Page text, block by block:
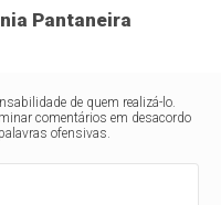
Pantaneira
de quem realizá-lo.
comentários em desacordo
ofensivas.